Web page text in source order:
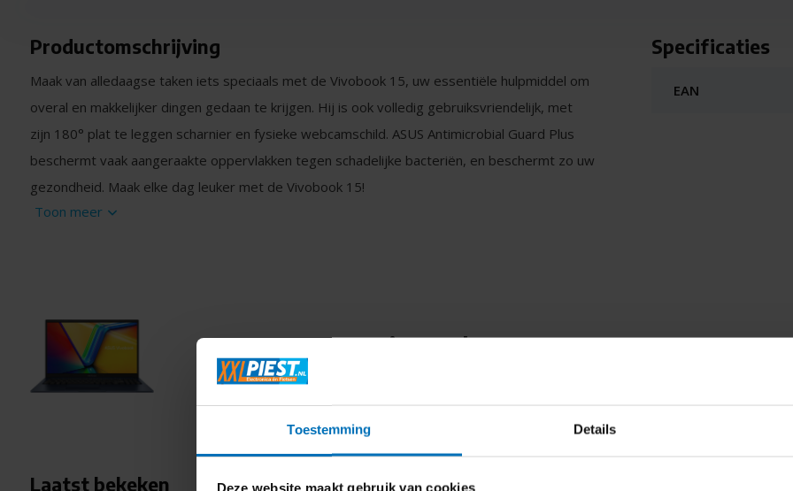
Toestemming Details
Deze website maakt gebruik van cookies
Productomschrijving
Maak van alledaagse taken iets speciaals met de Vivobook 15, uw essentiële hulpmiddel om
overal en makkelijker dingen gedaan te krijgen. Hij is ook volledig gebruiksvriendelijk, met
zijn 180° plat te leggen scharnier en fysieke webcamschild. ASUS Antimicrobial Guard Plus
beschermt vaak aangeraakte oppervlakken tegen schadelijke bacteriën, en beschermt zo uw
gezondheid. Maak elke dag leuker met de Vivobook 15!
Toon meer
Specificaties
EAN
849,- ASUS VivoBook 15 X1504ZA-NJ1066W -
Laatst bekeken